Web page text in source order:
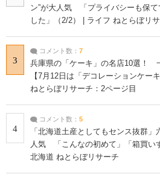
ン”が大人気 「プライバシーも保て
した」（2/2） | ライフ ねとらぼリ
3
コメント数： 7
兵庫県の「ケーキ」の名店10選！
【7月12日は「デコレーションケー
ねとらぼリサーチ：2ページ目
4
コメント数： 5
「北海道土産としてもセンス抜群」
人気 「こんなの初めて」「箱買い
北海道 ねとらぼリサーチ